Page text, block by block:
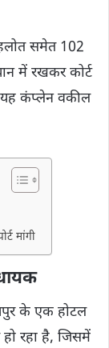
समेत 102
में रखकर कोर्ट
कंप्लेन वकील
मांगी
के एक होटल
रहा है, जिसमें